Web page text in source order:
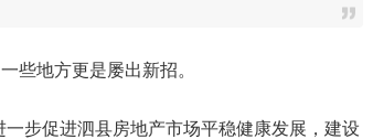
地方更是屡出新招。
步促进泗县房地产市场平稳健康发展，建设